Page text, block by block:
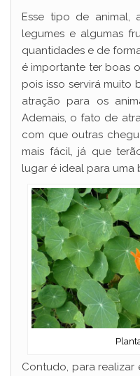
Esse tipo de animal,
legumes e algumas
quantidades e de
é importante ter boas
pois isso servirá
atração para os
Ademais, o fato de
com que outras
mais fácil, já que
lugar é ideal para uma
Contudo, para realizar